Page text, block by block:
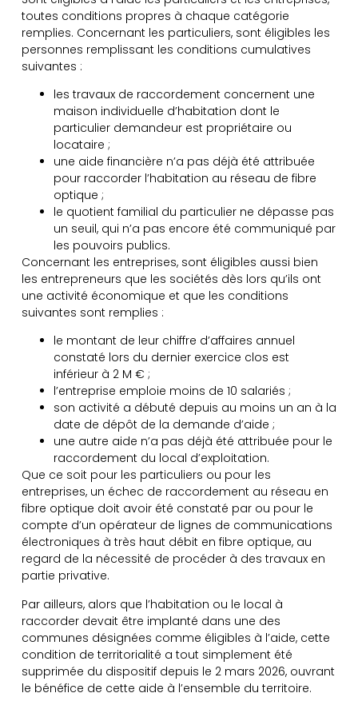
toutes conditions propres à chaque catégorie
remplies. Concernant les particuliers, sont éligibles les
personnes remplissant les conditions cumulatives
suivantes :
les travaux de raccordement concernent une
maison individuelle d’habitation dont le
particulier demandeur est propriétaire ou
locataire ;
une aide financière n’a pas déjà été attribuée
pour raccorder l’habitation au réseau de fibre
optique ;
le quotient familial du particulier ne dépasse pas
un seuil, qui n’a pas encore été communiqué par
les pouvoirs publics.
Concernant les entreprises, sont éligibles aussi bien
les entrepreneurs que les sociétés dès lors qu’ils ont
une activité économique et que les conditions
suivantes sont remplies :
le montant de leur chiffre d’affaires annuel
constaté lors du dernier exercice clos est
inférieur à 2 M € ;
l’entreprise emploie moins de 10 salariés ;
son activité a débuté depuis au moins un an à la
date de dépôt de la demande d’aide ;
une autre aide n’a pas déjà été attribuée pour le
raccordement du local d’exploitation.
Que ce soit pour les particuliers ou pour les
entreprises, un échec de raccordement au réseau en
fibre optique doit avoir été constaté par ou pour le
compte d’un opérateur de lignes de communications
électroniques à très haut débit en fibre optique, au
regard de la nécessité de procéder à des travaux en
partie privative.
Par ailleurs, alors que l’habitation ou le local à
raccorder devait être implanté dans une des
communes désignées comme éligibles à l’aide, cette
condition de territorialité a tout simplement été
supprimée du dispositif depuis le 2 mars 2026, ouvrant
le bénéfice de cette aide à l’ensemble du territoire.